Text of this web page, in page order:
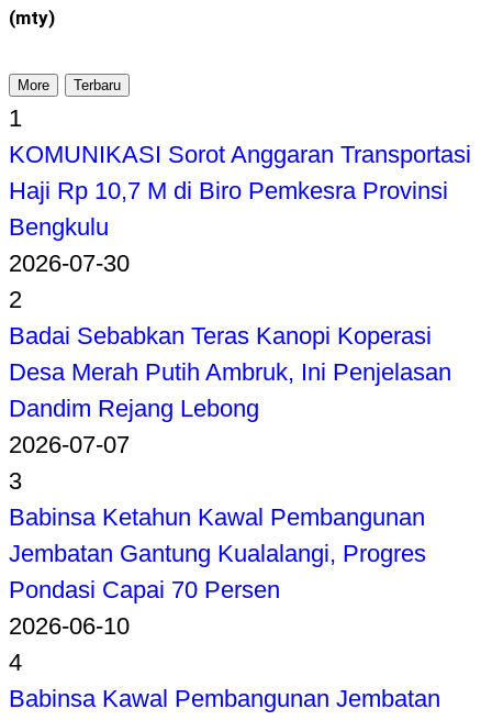
(mty)
More Terbaru
1
KOMUNIKASI Sorot Anggaran Transportasi
Haji Rp 10,7 M di Biro Pemkesra Provinsi
Bengkulu
2026-07-30
2
Badai Sebabkan Teras Kanopi Koperasi
Desa Merah Putih Ambruk, Ini Penjelasan
Dandim Rejang Lebong
2026-07-07
3
Babinsa Ketahun Kawal Pembangunan
Jembatan Gantung Kualalangi, Progres
Pondasi Capai 70 Persen
2026-06-10
4
Babinsa Kawal Pembangunan Jembatan